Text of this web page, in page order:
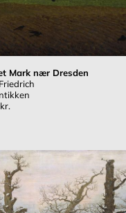
Mark nær Dresden